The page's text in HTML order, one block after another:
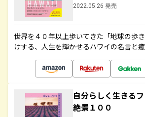
2022.05.26 発売
世界を４０年以上歩いてきた「地球の歩
けする、人生を輝かせるハワイの名言と
自分らしく生きる
絶景１００